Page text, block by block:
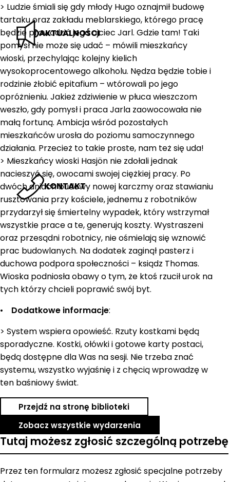
AKTUALNOŚCI
KONTAKT
> Ludzie śmiali się gdy młody Hugo oznajmił budowę
tartaku oraz zakładu meblarskiego, którego pracę
będzie prowadzić jego ojciec Jarl. Gdzie tam! Taki
pomysł nie może się udać – mówili mieszkańcy
wioski, przechylając kolejny kielich
wysokoprocentowego alkoholu. Nędza będzie tobie i
rodzinie żłobić epitafium – wtórowali po jego
opróżnieniu. Jakież zdziwienie w płuca wieszczom
weszło, gdy pomysł i praca Jarla zaowocowała nie
małą fortuną. Ambicja wśród pozostałych
mieszkańców urosła do poziomu samoczynnego
działania. Przecież to takie proste, nam też się uda!
> Mieszkańcy wioski Hasjön nie zdołali jednak
nacieszyć się, owocami swojej ciężkiej pracy. Po
dwóch dniach budowy nowej karczmy oraz stawianiu
rusztowania przy kościele, jednemu z robotników
przydarzył się śmiertelny wypadek, który wstrzymał
wszystkie prace a te, generują koszty. Wystraszeni
oraz przesądni robotnicy, nie ośmielają się wznowić
prac budowlanych. Na dodatek zaginął pasterz i
duchowa podpora społeczności – ksiądz Thomas.
Wioska podniosła obawy o tym, że ktoś rzucił urok na
tych którzy chcieli poprawić swój byt.
• Dodatkowe informacje:
> System wspiera opowieść. Rzuty kostkami będą
sporadyczne. Kostki, ołówki i gotowe karty postaci,
będą dostępne dla Was na sesji. Nie trzeba znać
systemu, wszystko wyjaśnię i z chęcią wprowadzę w
ten baśniowy świat.
Przejdź na stronę biblioteki
Zobacz wszystkie wydarzenia
Tutaj możesz zgłosić szczególną potrzebę
Przez ten formularz możesz zgłosić specjalne potrzeby